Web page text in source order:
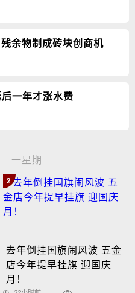
余物制成砖块创商机
一年才涨水费
一星期
2
去年倒挂国旗闹风波 五金
店今年提早挂旗 迎国庆
月！